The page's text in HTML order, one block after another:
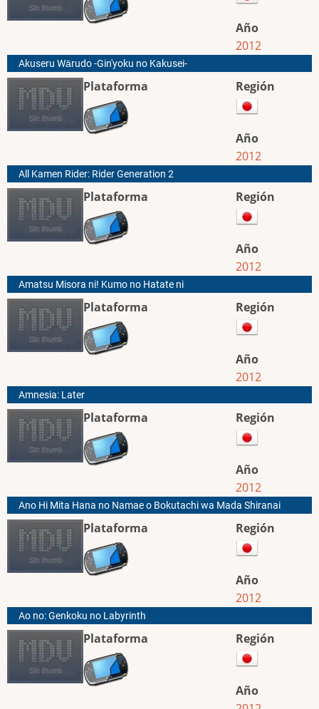
Año
2012
Akuseru Wārudo -Gin'yoku no Kakusei-
Plataforma Región
Año
2012
All Kamen Rider: Rider Generation 2
Plataforma Región
Año
2012
Amatsu Misora ni! Kumo no Hatate ni
Plataforma Región
Año
2012
Amnesia: Later
Plataforma Región
Año
2012
Ano Hi Mita Hana no Namae o Bokutachi wa Mada Shiranai
Plataforma Región
Año
2012
Ao no: Genkoku no Labyrinth
Plataforma Región
Año